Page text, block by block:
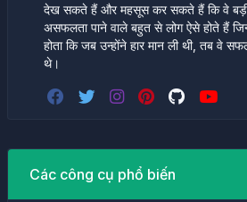
देख सकते हैं और महसूस कर सकते हैं कि वे
असफलता पाने वाले बहुत से लोग ऐसे होते हैं
होता कि जब उन्होंने हार मान ली थी, तब वे
थे।
Các công cụ phổ biến